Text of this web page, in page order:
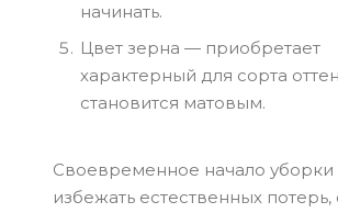
начинать.
Цвет зерна — приобретает
характерный для сорта
становится матовым.
Своевременное начало уборки
избежать естественных